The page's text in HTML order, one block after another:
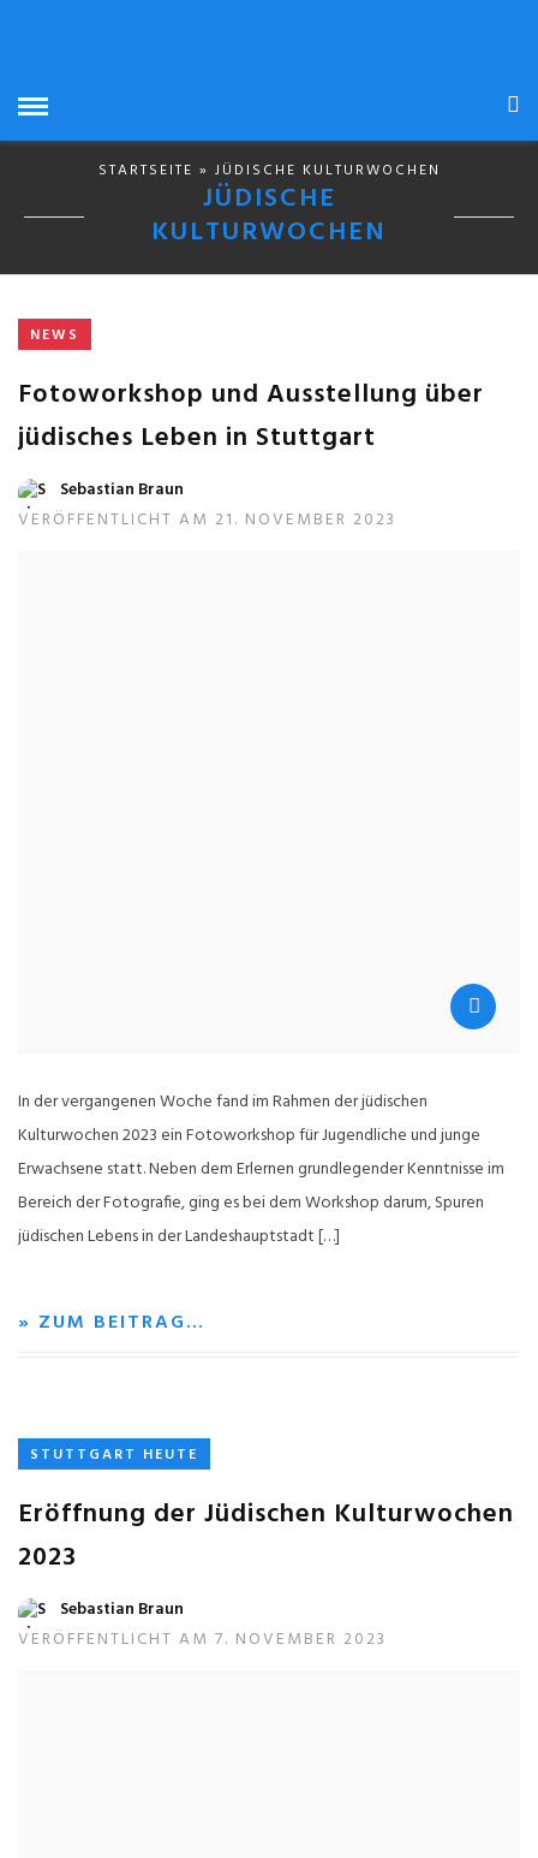
STARTSEITE » JÜDISCHE KULTURWOCHEN
JÜDISCHE
KULTURWOCHEN
NEWS
Fotoworkshop und Ausstellung über
jüdisches Leben in Stuttgart
Sebastian Braun
VERÖFFENTLICHT AM 21. NOVEMBER 2023
In der vergangenen Woche fand im Rahmen der jüdischen
Kulturwochen 2023 ein Fotoworkshop für Jugendliche und junge
Erwachsene statt. Neben dem Erlernen grundlegender Kenntnisse im
Bereich der Fotografie, ging es bei dem Workshop darum, Spuren
jüdischen Lebens in der Landeshauptstadt […]
» ZUM BEITRAG…
STUTTGART HEUTE
Eröffnung der Jüdischen Kulturwochen
2023
Sebastian Braun
VERÖFFENTLICHT AM 7. NOVEMBER 2023